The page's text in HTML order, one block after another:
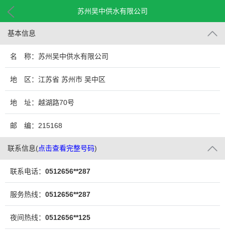
苏州吴中供水有限公司
基本信息
名 称：苏州吴中供水有限公司
地 区：江苏省 苏州市 吴中区
地 址：越湖路70号
邮 编：215168
联系信息(点击查看完整号码)
联系电话： 0512656**287
服务热线： 0512656**287
夜间热线： 0512656**125